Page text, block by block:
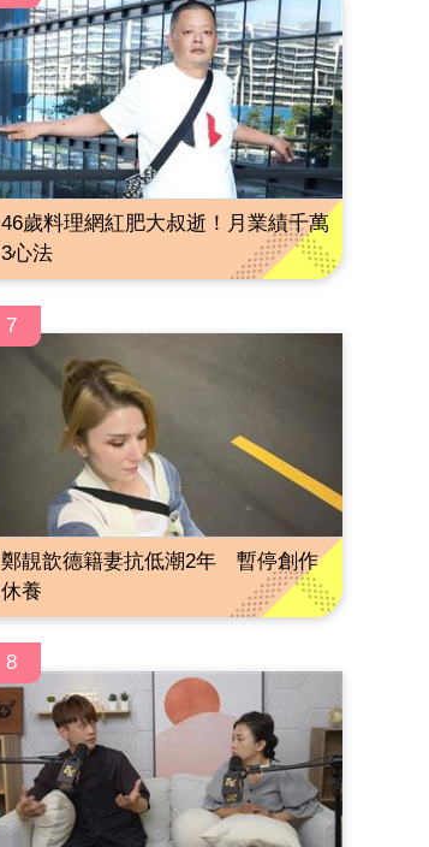
46歲料理網紅肥大叔逝！月業績千萬
3心法
7
鄭靚歆德籍妻抗低潮2年 暫停創作
休養
8